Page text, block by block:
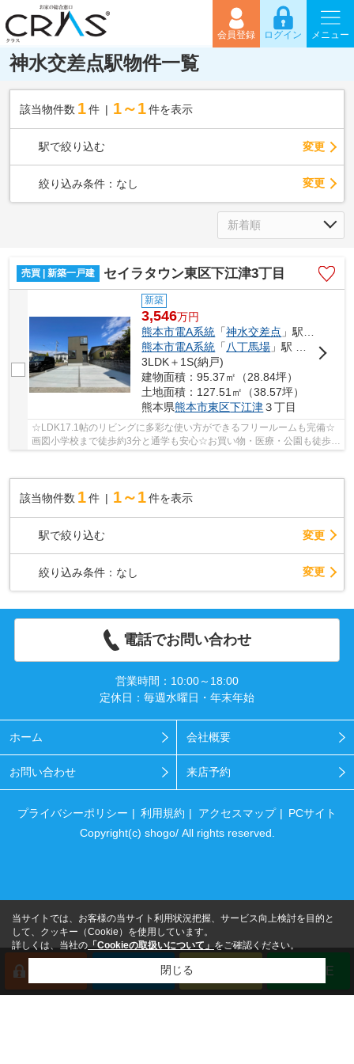
会員登録 ログイン メニュー
神水交差点駅物件一覧
該当物件数 1件 1～1 件を表示
駅で絞り込む 変更
絞り込み条件： なし 変更
売買 | 新築一戸建 セイラタウン東区下江津3丁目
新築
3,546万円
熊本市電A系統 「神水交差点 」駅 徒歩29分
熊本市電A系統 「八丁馬場 」駅 徒歩32分
3LDK＋1S(納戸)
建物面積：95.37㎡（28.84坪）
土地面積：127.51㎡（38.57坪）
熊本県熊本市東区下江津３丁目
☆LDK17.1帖のリビングに多彩な使い方ができるフリールームも完備☆
画図小学校まで徒歩約3分と通学も安心☆お買い物・医療・公園も徒歩圏
該当物件数 1件 1～1 件を表示
駅で絞り込む 変更
絞り込み条件： なし 変更
電話でお問い合わせ
営業時間：10:00～18:00
定休日：毎週水曜日・年末年始
ホーム 会社概要
お問い合わせ 来店予約
プライバシーポリシー 利用規約 アクセスマップ
PCサイト
Copyright(c) shogo/ All rights reserved.
来店予約 LINE
当サイトでは、お客様の当サイト利用状況把握、サービス向上検討を目的と
して、クッキー（Cookie）を使用しています。
詳しくは、当社の「Cookieの取扱いについて」をご確認ください。
閉じる